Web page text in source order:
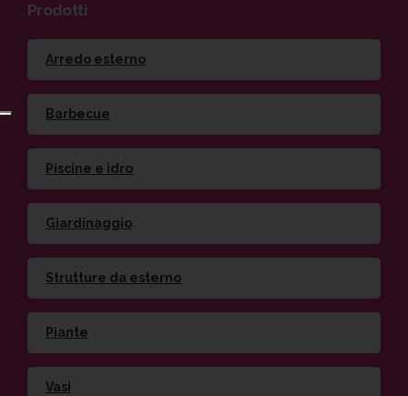
Prodotti
Arredo esterno
Barbecue
Piscine e idro
Giardinaggio
Strutture da esterno
Piante
Vasi